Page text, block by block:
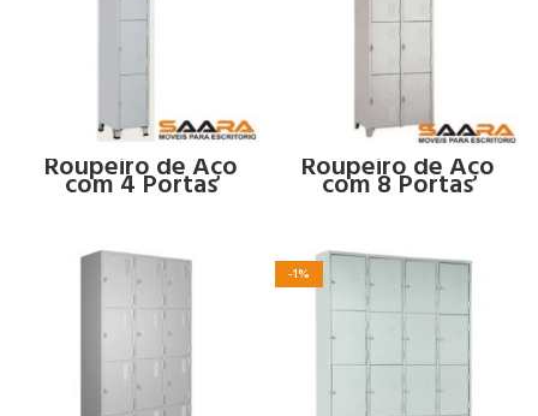
Roupeiro de Aço
com 4 Portas Roupeiro de Aço
com 8 Portas
-1%